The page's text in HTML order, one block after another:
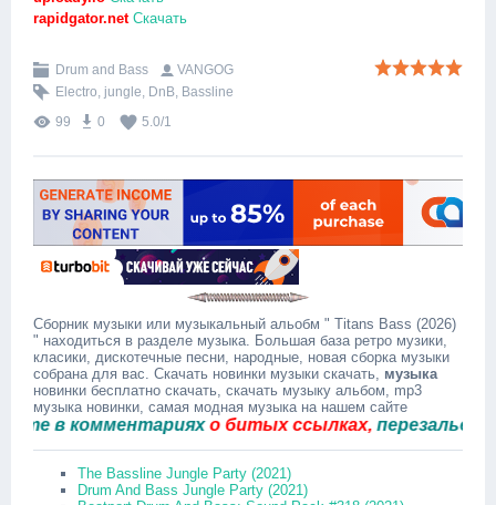
rapidgator.netСкачать
Drum and Bass
VANGOG
Electro, jungle, DnB, Bassline
99
0 5.0/1
Сборник музыки или музыкальный альобм " Titans Bass (2026)
" находиться в разделе музыка. Большая база ретро музики,
класики, дискотечные песни, народные, новая сборка музыки
собрана для вас. Скачать новинки музыки скачать, музыка
новинки бесплатно скачать, скачать музыку альбом, mp3
музыка новинки, самая модная музыка на нашем сайте
комментарияхо битых ссылках,перезальём
The Bassline Jungle Party (2021)
Drum And Bass Jungle Party (2021)